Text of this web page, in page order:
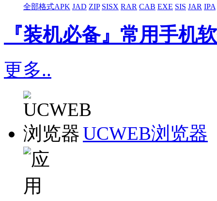
全部格式APK JAD ZIP SISX RAR CAB EXE SIS JAR IPA
『装机必备』常用手机
更多..
UCWEB浏览器